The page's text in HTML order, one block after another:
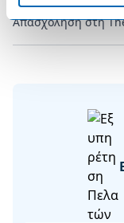
Απασχόληση στη